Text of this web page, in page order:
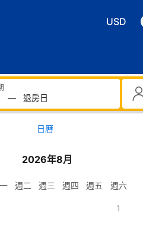
USD
— 退房日
日曆
2026年8月
週二 週三 週四 週五 週六
1
名